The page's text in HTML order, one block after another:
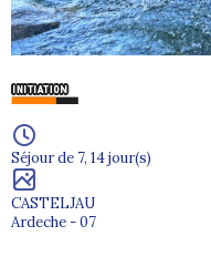
Séjour de 7, 14 jour(s)
CASTELJAU
Ardeche - 07